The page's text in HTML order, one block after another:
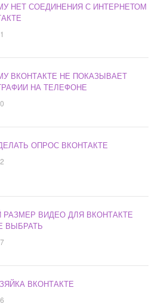
НЕТ СОЕДИНЕНИЯ С ИНТЕРНЕТОМ
ВКОНТАКТЕ НЕ ПОКАЗЫВАЕТ
НА ТЕЛЕФОНЕ
ОПРОС ВКОНТАКТЕ
РАЗМЕР ВИДЕО ДЛЯ ВКОНТАКТЕ
ВЫБРАТЬ
ВКОНТАКТЕ